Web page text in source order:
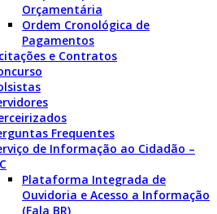
Orçamentária
Ordem Cronológica de
Pagamentos
e Contratos
Frequentes
de Informação ao Cidadão –
Plataforma Integrada de
Ouvidoria e Acesso a Informação
(Fala BR)